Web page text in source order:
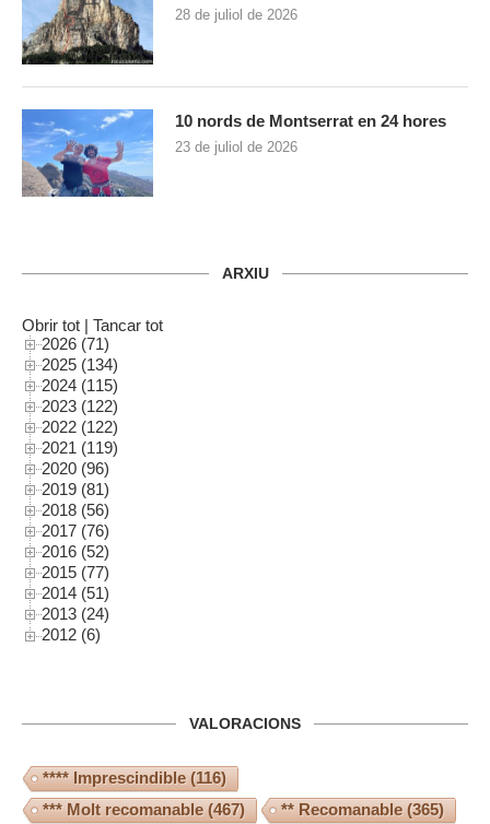
28 de juliol de 2026
10 nords de Montserrat en 24 hores
23 de juliol de 2026
ARXIU
Obrir tot | Tancar tot
2026 (71)
2025 (134)
2024 (115)
2023 (122)
2022 (122)
2021 (119)
2020 (96)
2019 (81)
2018 (56)
2017 (76)
2016 (52)
2015 (77)
2014 (51)
2013 (24)
2012 (6)
VALORACIONS
**** Imprescindible(116)
*** Molt recomanable(467) ** Recomanable(365)